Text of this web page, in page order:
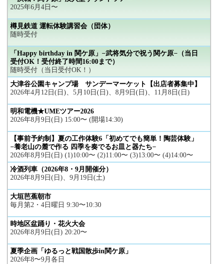
2025年6月4日〜
樽見鉄道 運転体験講習会（団体）
随時受付
「Happy birthday in 関ケ原」−武将気分で祝う関ケ原−（当日
受付OK！受付終了時間16:00まで）
随時受付（当日受付OK！）
大津谷公園キャンプ場 サンデーマーケット【出店者募集中】
2026年4月12日(日)、5月10日(日)、8月9日(日)、11月8日(日)
明和電機★UMEツアー2026
2026年8月9日(日) 15:00〜 (開場14:30)
【事前予約制】夏の工作体験6「初めてでも簡単！陶芸体験」
−養老山の麓で作る 四季を奏でるお皿と器たち−
2026年8月9日(日) (1)10:00〜 (2)11:00〜 (3)13:00〜 (4)14:00〜
冷酒列車（2026年8・9月開催分）
2026年8月9日(日)、9月19日(土)
大垣芭蕉朝市
毎月第2・4日曜日 9:30〜10:30
時地区盆踊り・花火大会
2026年8月9日(日) 20:20〜
夏季企画「ゆるっと戦国散歩in関ケ原」
2026年8〜9月各日